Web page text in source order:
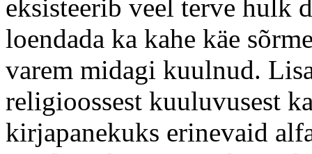
eksisteerib veel terve hulk
loendada ka kahe käe
varem midagi kuulnud.
religioossest kuuluvusest
kirjapanekuks erinevaid